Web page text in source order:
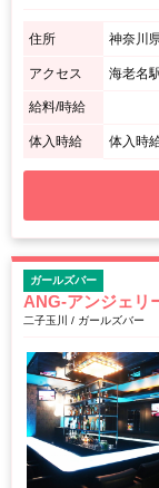
住所 神奈川
アクセス 海老名
給料/時給
体入時給 体入時
ガールズバー
ANG-アンジェリ
二子玉川 / ガールズバー